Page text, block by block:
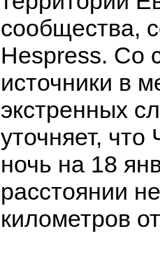
сообщества,
Hespress. Со
источники в
экстренных
уточняет,
ночь на 18
расстоянии
километров